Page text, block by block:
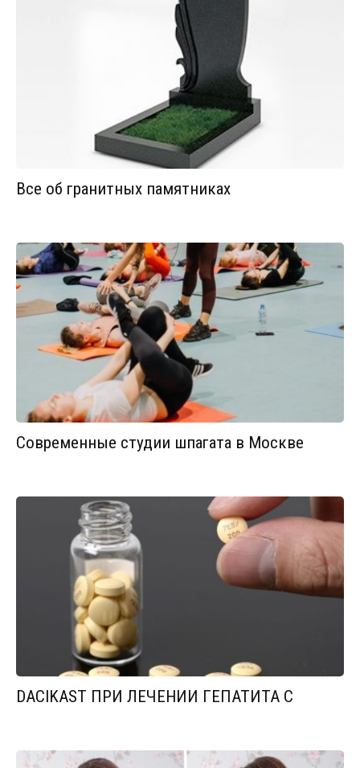
Все об гранитных памятниках
Современные студии шпагата в Москве
DACIKAST ПРИ ЛЕЧЕНИИ ГЕПАТИТА С